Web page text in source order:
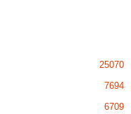
25070
7694
6709